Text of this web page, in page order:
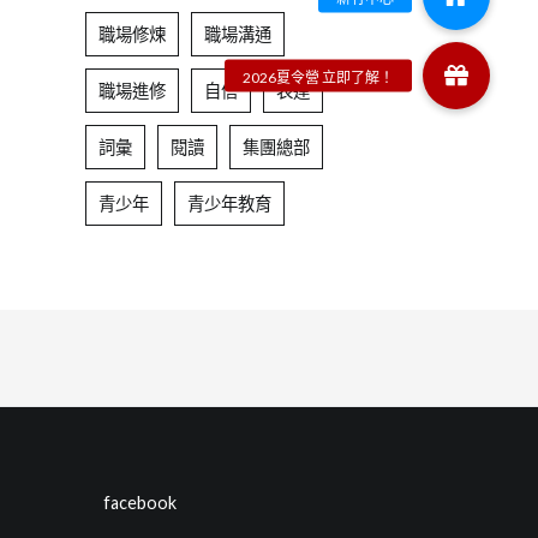
職場修煉 職場溝通
職場進修 自信 表達
詞彙 閱讀 集團總部
青少年 青少年教育
facebook